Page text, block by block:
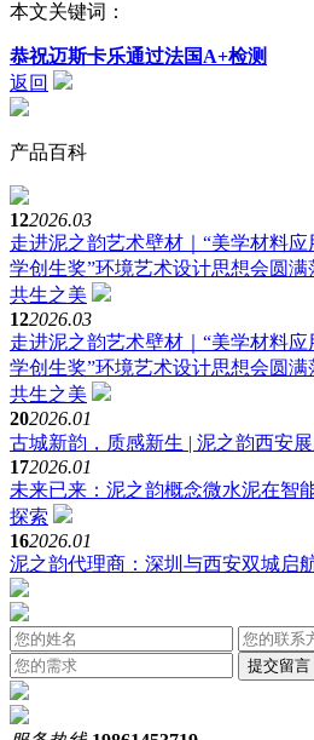
本文关键词：
恭祝迈斯卡乐通过法国A+检测
返回
产品百科
122026.03
走进泥之韵艺术壁材｜“美学材料
学创生奖”环境艺术设计思想会圆
共生之美
122026.03
走进泥之韵艺术壁材｜“美学材料
学创生奖”环境艺术设计思想会圆
共生之美
202026.01
古城新韵，质感新生 | 泥之韵西安
172026.01
未来已来：泥之韵概念微水泥在智
探索
162026.01
泥之韵代理商：深圳与西安双城启